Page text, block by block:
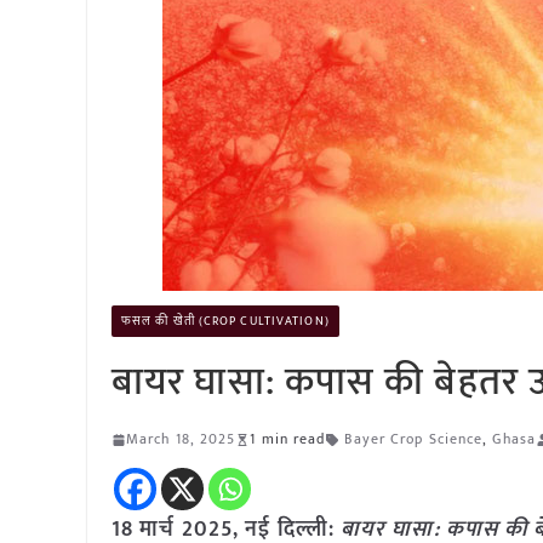
फसल की खेती (CROP CULTIVATION)
बायर घासा: कपास की बेहतर
March 18, 2025 1 min read Bayer Crop Science,Ghasa
18 मार्च 2025, नई दिल्ली: बायर घासा: कपास की